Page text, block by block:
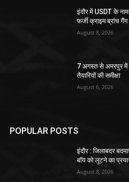
इंदौर में USDT के
फर्जी क्राइम ब्रांच
August 8, 2026
7 अगस्त से अमरपुर में
तैयारियों की समीक्षा
August 6, 2026
POPULAR POSTS
इंदौर : जिलाबदर
बॉय को लूटने का
August 8, 2026